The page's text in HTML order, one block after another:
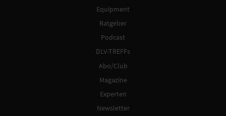
Equipment
Ratgeber
Podcast
DLV-TREFFs
Abo/Club
Magazine
Experten
Newsletter